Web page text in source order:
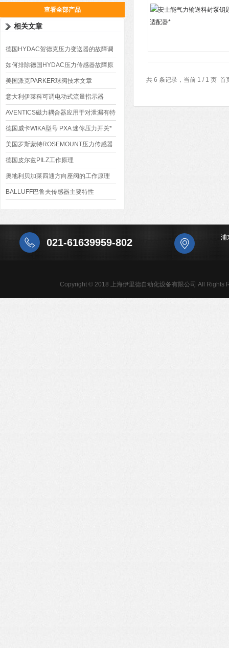
查看全部产品
相关文章
德国HYDAC贺德克压力变送器的故障调
试与检测
如何排除德国HYDAC压力传感器故障原
因？
美国派克PARKER球阀技术文章
意大利伊莱科可调电动式流量指示器
AVENTICS磁力耦合器应用于对泄漏有特
殊要求的场合
德国威卡WIKA型号 PXA 迷你压力开关*
美国罗斯蒙特ROSEMOUNT压力传感器
选购指南
德国皮尔兹PILZ工作原理
奥地利贝加莱四通方向座阀的工作原理
BALLUFF巴鲁夫传感器主要特性
共 6 条记录，当前 1 / 1 页
021-61639959-802 浦
Copyright © 2018 上海伊里德自动化设备有限公司 All Rights